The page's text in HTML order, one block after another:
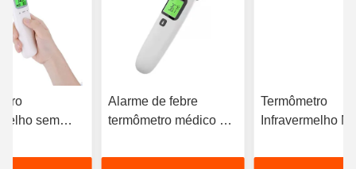
sem
Alarme de febre
termômetro médico da
luz LCD
Termômetro
Infravermelho
Alarme De